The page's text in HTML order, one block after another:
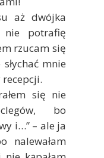
aż dwójka
nie potrafię
rzucam się
mnie
się nie
bo
i…” – ale ja
nalewałam